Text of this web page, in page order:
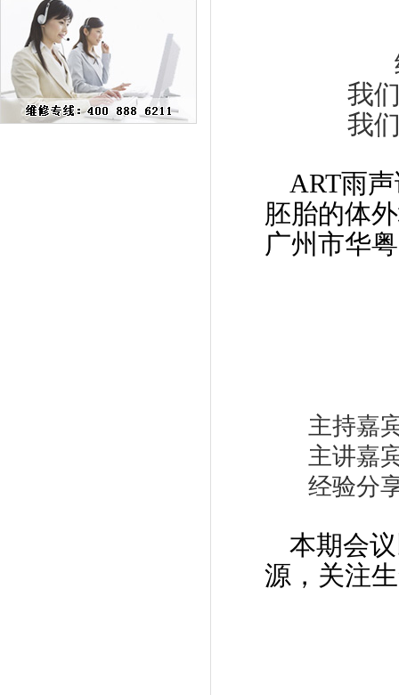
我
我
ART雨
胚胎的体
广州市华
主持嘉宾
主讲嘉宾
经验分享
本期会
源，关注